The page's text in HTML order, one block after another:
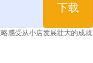
下载
感受从小店发展壮大的成就